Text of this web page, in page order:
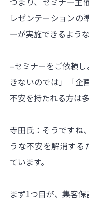
レゼンテーションの
ーが実施できるよう
–セミナーをご依頼
きないのでは」「企
不安を持たれる方は
寺田氏：そうですね
うな不安を解消する
ています。
まず1つ目が、集客